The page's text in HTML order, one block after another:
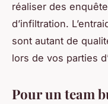
réaliser des
d’infiltration.
sont autant de
lors de vos parties
Pour un team